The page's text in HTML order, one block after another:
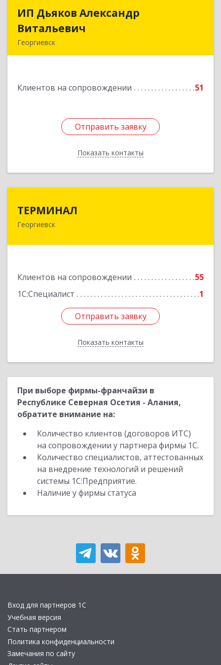
ИП Дьяков Александр
Витальевич
Георгиевск
Клиентов на сопровождении 51
Отправить заявку
Показать контакты
ИП Дьяков Александр
Отправить заявку
Назад
ТЕРМИНАЛ
Георгиевск
Клиентов на сопровождении
55
1С:Специалист
1
Отправить заявку
Показать контакты
357820, Ставропольский край, Георгиевск г,
Отправить заявку
Назад
При выборе фирмы-франчайзи в
Республике Северная Осетия - Алания,
обратите внимание на:
Количество клиентов (договоров ИТС)
на сопровождении у партнера фирмы 1С.
Количество специалистов, аттестованных
на внедрение технологий и решений
системы 1С:Предприятие.
Наличие у фирмы статуса
Вход для партнеров 1С
Учебная версия
Стать партнером
Политика конфиденциальности
Замечания по сайту